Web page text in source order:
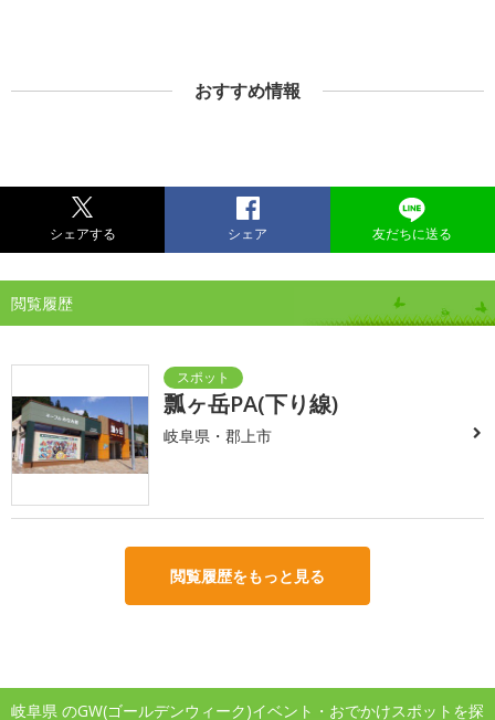
おすすめ情報
シェアする シェア 友だちに送る
閲覧履歴
瓢ヶ岳PA(下り線)
岐阜県・郡上市
閲覧履歴をもっと見る
岐阜県 のGW(ゴールデンウィーク)イベント・おでかけスポットを探